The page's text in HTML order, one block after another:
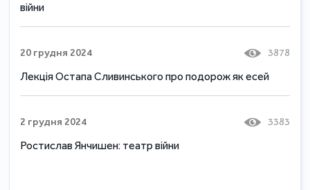
війни
20 грудня 2024 3878
Лекція Остапа Сливинського про подорож як есей
2 грудня 2024 3383
Ростислав Янчишен: театр війни